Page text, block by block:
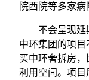
院西院等多家病
不会呈现延期
中环集团的项
买中环奢拆房
利用空间。项目